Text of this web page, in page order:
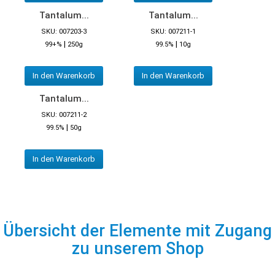
Tantalum...
SKU: 007203-3
99+% | 250g
In den Warenkorb
Tantalum...
SKU: 007211-1
99.5% | 10g
In den Warenkorb
Tantalum...
SKU: 007211-2
99.5% | 50g
In den Warenkorb
Übersicht der Elemente mit Zugang
zu unserem Shop